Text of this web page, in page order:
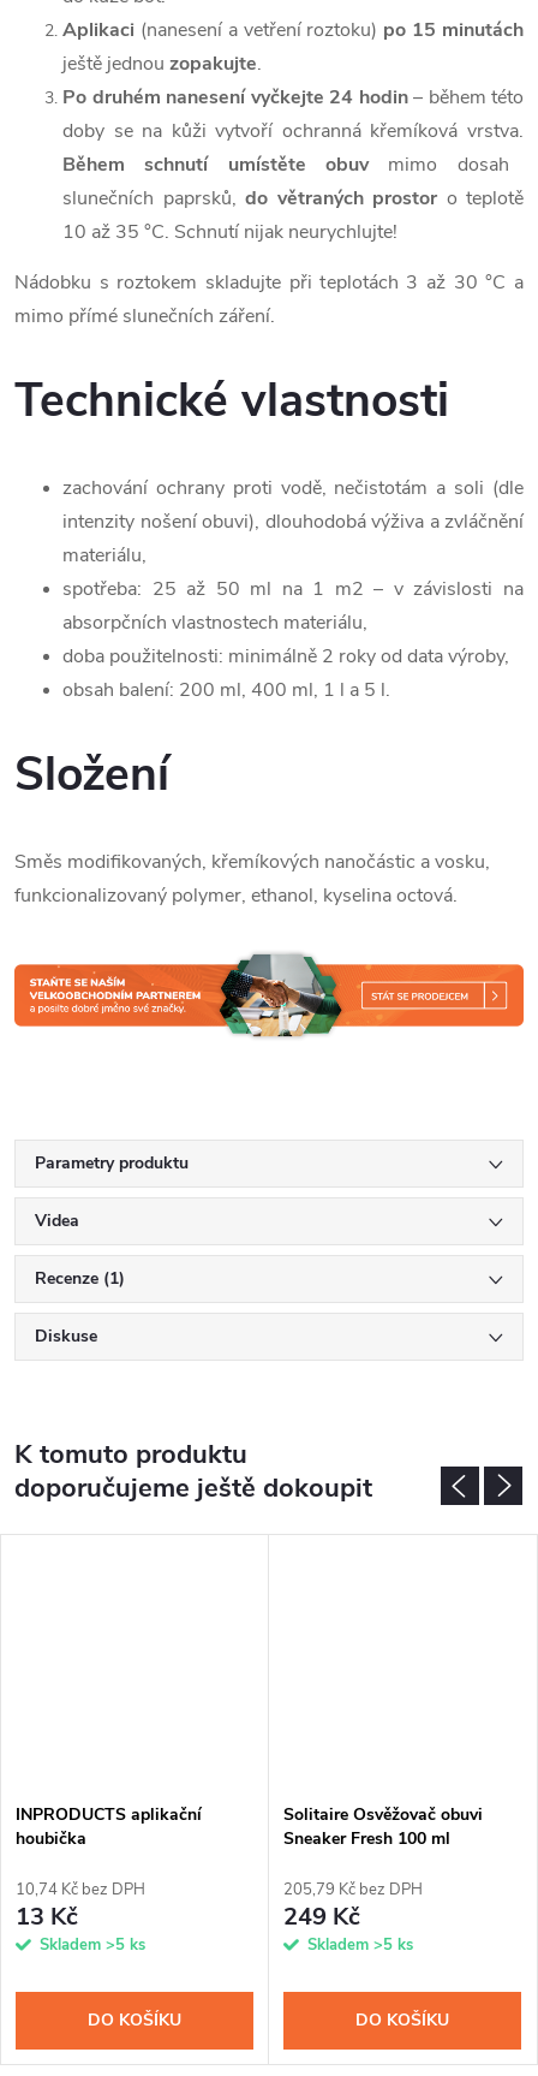
Aplikaci (nanesení a vetření roztoku) po 15 minutách
ještě jednou zopakujte.
Po druhém nanesení vyčkejte 24 hodin– během této
doby se na kůži vytvoří ochranná křemíková vrstva.
Během schnutí umístěte obuv mimo dosah
slunečních paprsků, do větraných prostor o teplotě
10 až 35 °C. Schnutí nijak neurychlujte!
Nádobku s roztokem skladujte při teplotách 3 až 30 °C a
mimo přímé slunečních záření.
Technické vlastnosti
zachování ochrany proti vodě, nečistotám a soli (dle
intenzity nošení obuvi), dlouhodobá výživa a zvláčnění
materiálu,
spotřeba: 25 až 50 ml na 1 m2 – v závislosti na
absorpčních vlastnostech materiálu,
doba použitelnosti: minimálně 2 roky od data výroby,
obsah balení: 200 ml, 400 ml, 1 l a 5 l.
Složení
Směs modifikovaných, křemíkových nanočástic a vosku,
funkcionalizovaný polymer, ethanol, kyselina octová.
Parametry produktu
Videa
Recenze (1)
Diskuse
K tomuto produktu
doporučujeme ještě dokoupit
INPRODUCTS aplikační
houbička
10,74 Kč bez DPH
13 Kč
Skladem >5 ks
DO KOŠÍKU
Solitaire Osvěžovač obuvi
Sneaker Fresh 100 ml
205,79 Kč bez DPH
249 Kč
Skladem >5 ks
DO KOŠÍKU